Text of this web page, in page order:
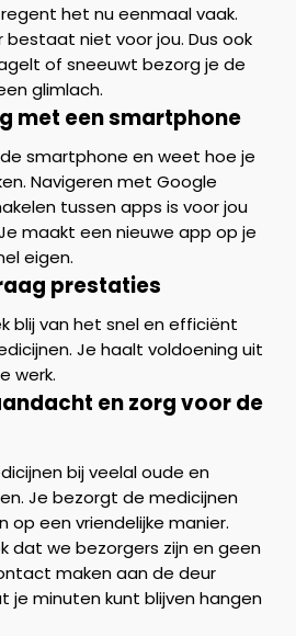
regent het nu eenmaal vaak.
bestaat niet voor jou. Dus ook
of sneeuwt bezorg je de
glimlach.
met een smartphone
smartphone en weet hoe je
Navigeren met Google
tussen apps is voor jou
maakt een nieuwe app op je
eigen.
prestaties
blij van het snel en efficiënt
Je haalt voldoening uit
werk.
en zorg voor de
bij veelal oude en
Je bezorgt de medicijnen
een vriendelijke manier.
dat we bezorgers zijn en geen
maken aan de deur
je minuten kunt blijven hangen